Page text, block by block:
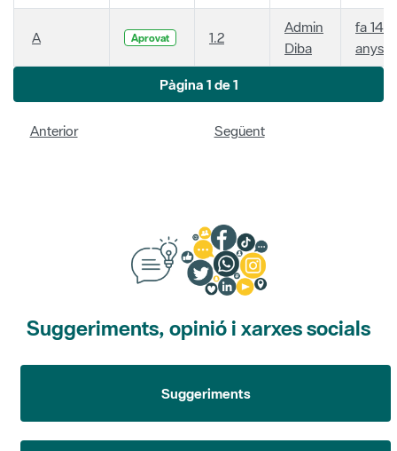
A Aprovat 1.2
Admin
Diba
fa 14
anys
Pàgina 1 de 1
Anterior Següent
Suggeriments, opinió i xarxes socials
Suggeriments